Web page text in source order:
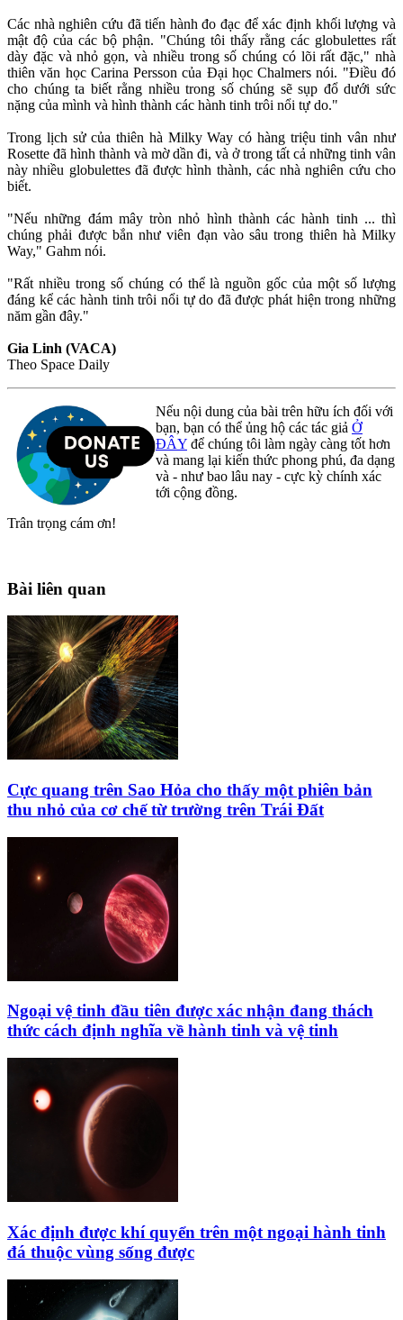
Các nhà nghiên cứu đã tiến hành đo đạc để xác định khối lượng và
mật độ của các bộ phận. "Chúng tôi thấy rằng các globulettes rất
dày đặc và nhỏ gọn, và nhiều trong số chúng có lõi rất đặc," nhà
thiên văn học Carina Persson của Đại học Chalmers nói. "Điều đó
cho chúng ta biết rằng nhiều trong số chúng sẽ sụp đổ dưới sức
nặng của mình và hình thành các hành tinh trôi nổi tự do."
Trong lịch sử của thiên hà Milky Way có hàng triệu tinh vân như
Rosette đã hình thành và mờ dần đi, và ở trong tất cả những tinh vân
này nhiều globulettes đã được hình thành, các nhà nghiên cứu cho
biết.
"Nếu những đám mây tròn nhỏ hình thành các hành tinh ... thì
chúng phải được bắn như viên đạn vào sâu trong thiên hà Milky
Way," Gahm nói.
"Rất nhiều trong số chúng có thể là nguồn gốc của một số lượng
đáng kể các hành tinh trôi nổi tự do đã được phát hiện trong những
năm gần đây."
Gia Linh (VACA)
Theo Space Daily
Nếu nội dung của bài trên hữu ích đối với
bạn, bạn có thể ủng hộ các tác giả Ở
ĐÂY để chúng tôi làm ngày càng tốt hơn
và mang lại kiến thức phong phú, đa dạng
và - như bao lâu nay - cực kỳ chính xác
tới cộng đồng.
Trân trọng cám ơn!
Bài liên quan
Cực quang trên Sao Hỏa cho thấy một phiên bản
thu nhỏ của cơ chế từ trường trên Trái Đất
Ngoại vệ tinh đầu tiên được xác nhận đang thách
thức cách định nghĩa về hành tinh và vệ tinh
Xác định được khí quyển trên một ngoại hành tinh
đá thuộc vùng sống được